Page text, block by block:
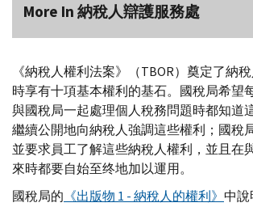
More In 納稅人辯護服務處
《納稅人權利法案》（TBOR）奠定了納
時享有十項基本權利的基石。國稅局希望
與國稅局一起處理個人稅務問題時都知道
繼續公開地向納稅人強調這些權利；國稅
並要求員工了解這些納稅人權利，並且在
來時都要自始至终地加以運用。
國稅局的 《出版物 1 - 納稅人的權利》 中說